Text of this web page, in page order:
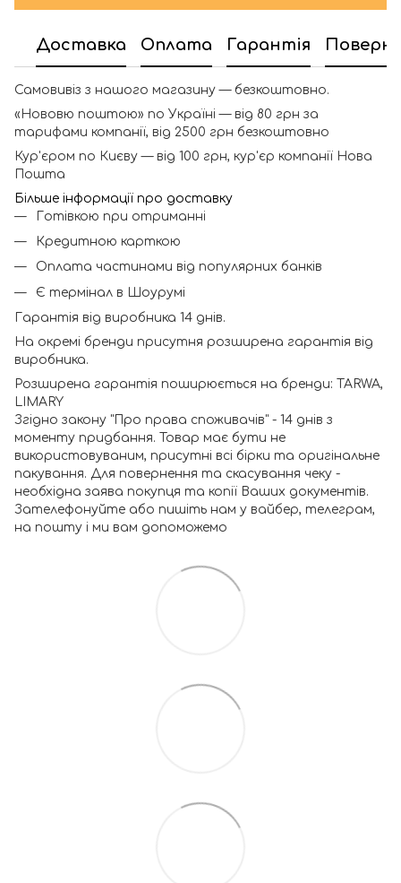
Доставка Оплата Гарантія
Самовивіз з нашого магазину — безкоштовно.
«Нововю поштою» по Україні — від 80 грн за
тарифами компанії, від 2500 грн безкоштовно
Кур'єром по Києву — від 100 грн, кур'єр компанії Нова
Пошта
Більше інформації про доставку
Готівкою при отриманні
Кредитною карткою
Оплата частинами від популярних банків
Є термінал в Шоурумі
Гарантія від виробника 14 днів.
На окремі бренди присутня розширена гарантія від
виробника.
Розширена гарантія поширюється на бренди: TARWA,
LIMARY
Згідно закону "Про права споживачів" - 14 днів з
моменту придбання. Товар має бути не
використовуваним, присутні всі бірки та оригінальне
пакування. Для повернення та скасування чеку -
необхідна заява покупця та копії Ваших документів.
Зателефонуйте або пишіть нам у вайбер, телеграм,
на пошту і ми вам допоможемо